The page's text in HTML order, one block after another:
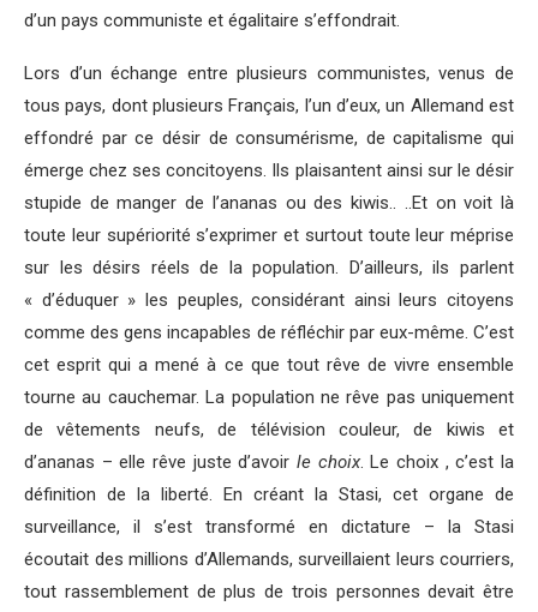
d’un pays communiste et égalitaire s’effondrait.
Lors d’un échange entre plusieurs communistes, venus de
tous pays, dont plusieurs Français, l’un d’eux, un Allemand est
effondré par ce désir de consumérisme, de capitalisme qui
émerge chez ses concitoyens. Ils plaisantent ainsi sur le désir
stupide de manger de l’ananas ou des kiwis.. ..Et on voit là
toute leur supériorité s’exprimer et surtout toute leur méprise
sur les désirs réels de la population. D’ailleurs, ils parlent
« d’éduquer » les peuples, considérant ainsi leurs citoyens
comme des gens incapables de réfléchir par eux-même. C’est
cet esprit qui a mené à ce que tout rêve de vivre ensemble
tourne au cauchemar. La population ne rêve pas uniquement
de vêtements neufs, de télévision couleur, de kiwis et
d’ananas – elle rêve juste d’avoir le choix. Le choix , c’est la
définition de la liberté. En créant la Stasi, cet organe de
surveillance, il s’est transformé en dictature – la Stasi
écoutait des millions d’Allemands, surveillaient leurs courriers,
tout rassemblement de plus de trois personnes devait être